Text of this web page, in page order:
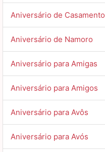
Aniversário de Casamento
Aniversário de Namoro
Aniversário para Amigas
Aniversário para Amigos
Aniversário para Avôs
Aniversário para Avós